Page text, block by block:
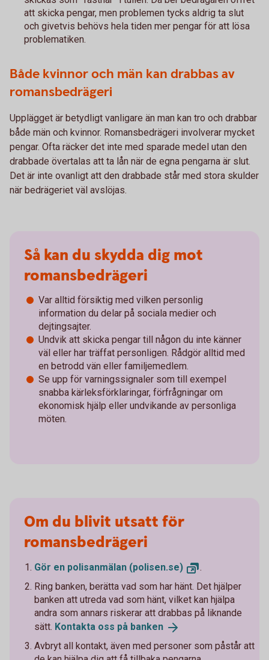
att skicka pengar, men problemen tycks aldrig ta slut
och givetvis behövs hela tiden mer pengar för att lösa
problematiken.
Både kvinnor och män kan drabbas av
romansbedrägeri
Upplägget är betydligt vanligare än man kan tro och drabbar
både män och kvinnor. Romansbedrägeri involverar mycket
pengar. Ofta räcker det inte med sparade medel utan den
drabbade övertalas att ta lån när de egna pengarna är slut.
Det är inte ovanligt att den drabbade står med stora skulder
när bedrägeriet väl avslöjas.
Så kan du skydda dig mot
romansbedrägeri
Var alltid försiktig med vilken personlig
information du delar på sociala medier och
dejtingsajter.
Undvik att skicka pengar till någon du inte känner
väl eller har träffat personligen. Rådgör alltid med
en betrodd vän eller familjemedlem.
Se upp för varningssignaler som till exempel
snabba kärleksförklaringar, förfrågningar om
ekonomisk hjälp eller undvikande av personliga
möten.
Om du blivit utsatt för
romansbedrägeri
Gör en polisanmälan (polisen.se)
.
Ring banken, berätta vad som har hänt. Det hjälper
banken att utreda vad som hänt, vilket kan hjälpa
andra som annars riskerar att drabbas på liknande
sätt. Kontakta oss på banken
Avbryt all kontakt, även med personer som påstår att